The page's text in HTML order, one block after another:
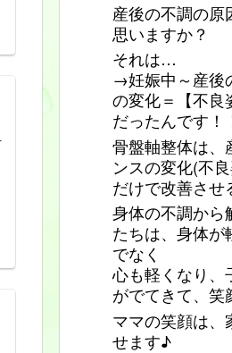
産後の不調の原
思いますか？
それは…
→妊娠中～産後
の変化＝【不良
だったんです！
骨盤軸整体は、
ンスの変化(不
だけで改善させ
身体の不調から
たちは、身体が
でなく
心も軽くなり、
がでてきて、
ママの笑顔は、
せます♪